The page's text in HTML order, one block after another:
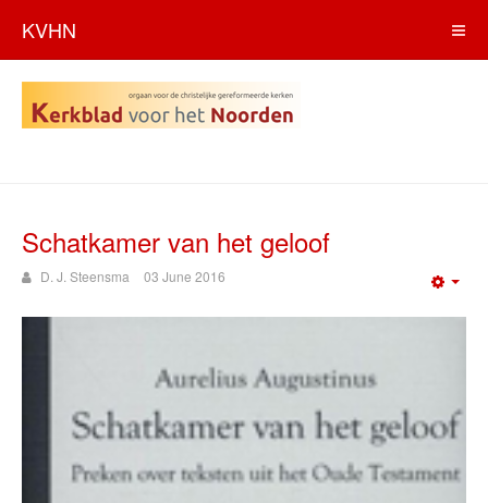
KVHN
Schatkamer van het geloof
D. J. Steensma 03 June 2016